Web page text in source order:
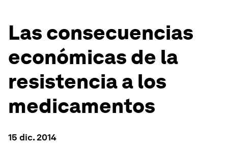
Las consecuencias
económicas de la
resistencia a los
medicamentos
15 dic. 2014